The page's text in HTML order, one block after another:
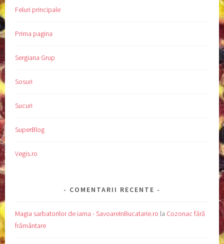
Feluri principale
Prima pagina
Sergiana Grup
Sosuri
Sucuri
SuperBlog
Vegis.ro
COMENTARII RECENTE
Magia sarbatorilor de iarna - SavoareInBucatarie.ro la Cozonac fără
frământare